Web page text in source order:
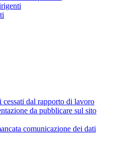
cessati dal rapporto di lavoro
da pubblicare sul sito
comunicazione dei dati